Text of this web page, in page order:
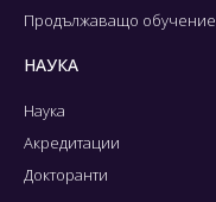
Продължаващо обучение
НАУКА
Наука
Акредитации
Докторанти